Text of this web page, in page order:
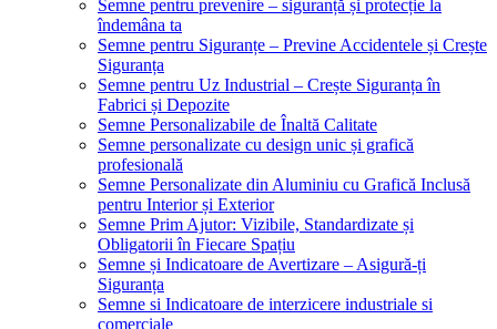
Semne pentru prevenire – siguranță și protecție la
îndemâna ta
Semne pentru Siguranțe – Previne Accidentele și Crește
Siguranța
Semne pentru Uz Industrial – Crește Siguranța în
Fabrici și Depozite
Semne Personalizabile de Înaltă Calitate
Semne personalizate cu design unic și grafică
profesională
Semne Personalizate din Aluminiu cu Grafică Inclusă
pentru Interior și Exterior
Semne Prim Ajutor: Vizibile, Standardizate și
Obligatorii în Fiecare Spațiu
Semne și Indicatoare de Avertizare – Asigură-ți
Siguranța
Semne si Indicatoare de interzicere industriale si
comerciale